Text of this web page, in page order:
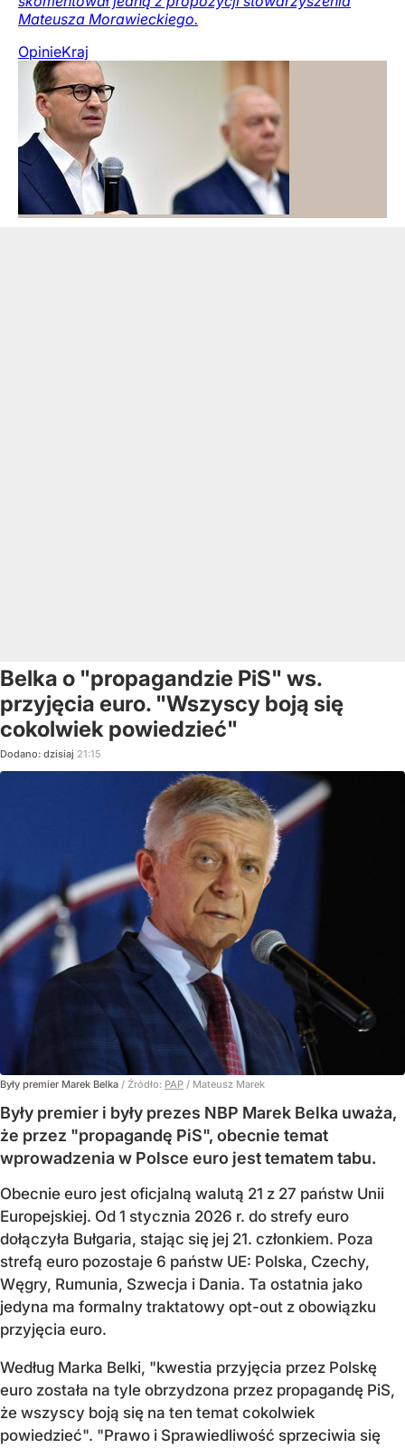
Mateusza Morawieckiego.
OpinieKraj
Belka o "propagandzie PiS" ws.
przyjęcia euro. "Wszyscy boją się
cokolwiek powiedzieć"
Dodano: dzisiaj 21:15
Były premier Marek Belka / Źródło: PAP / Mateusz Marek
Były premier i były prezes NBP Marek Belka uważa,
że przez "propagandę PiS", obecnie temat
wprowadzenia w Polsce euro jest tematem tabu.
Obecnie euro jest oficjalną walutą 21 z 27 państw Unii
Europejskiej. Od 1 stycznia 2026 r. do strefy euro
dołączyła Bułgaria, stając się jej 21. członkiem. Poza
strefą euro pozostaje 6 państw UE: Polska, Czechy,
Węgry, Rumunia, Szwecja i Dania. Ta ostatnia jako
jedyna ma formalny traktatowy opt-out z obowiązku
przyjęcia euro.
Według Marka Belki, "kwestia przyjęcia przez Polskę
euro została na tyle obrzydzona przez propagandę PiS,
że wszyscy boją się na ten temat cokolwiek
powiedzieć". "Prawo i Sprawiedliwość sprzeciwia się